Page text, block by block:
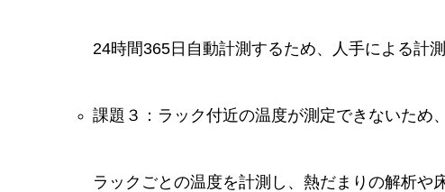
24時間365日自動計測するため、人手による計
課題３：ラック付近の温度が測定できないため
ラックごとの温度を計測し、熱だまりの解析や